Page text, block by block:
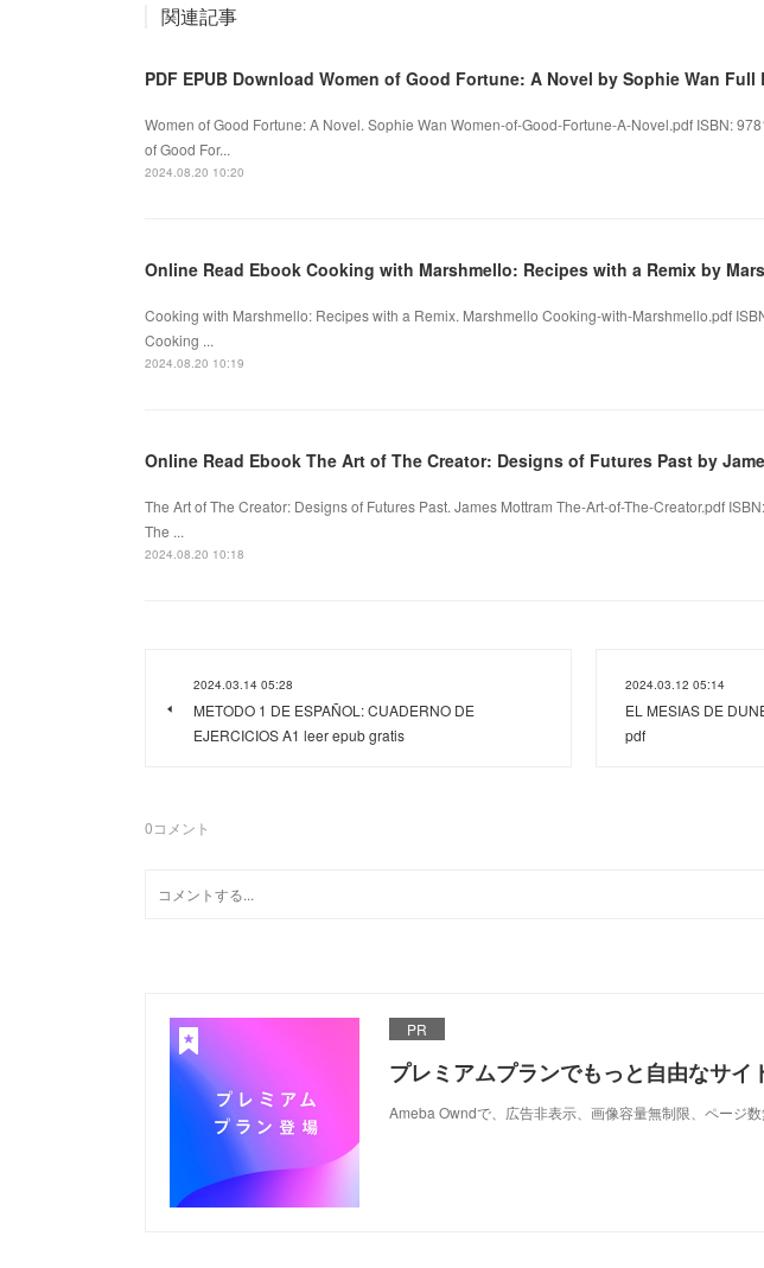
関連記事
PDF EPUB Download Women of Good Fortune: A Novel by Sophie Wan Full
Women of Good Fortune: A Novel. Sophie Wan Women-of-Good-Fortune-A-Novel.pdf ISBN:
of Good For...
2024.08.20 10:20
Online Read Ebook Cooking with Marshmello: Recipes with a Remix by
Cooking with Marshmello: Recipes with a Remix. Marshmello Cooking-with-Marshmello.pdf
Cooking ...
2024.08.20 10:19
Online Read Ebook The Art of The Creator: Designs of Futures Past by
The Art of The Creator: Designs of Futures Past. James Mottram The-Art-of-The-Creator.pdf
The ...
2024.08.20 10:18
2024.03.14 05:28
METODO 1 DE ESPAÑOL: CUADERNO DE
EJERCICIOS A1 leer epub gratis
2024.03.12 05:14
EL MESIAS DE
pdf
0コメント
PR
プレミアムプランでもっと自由なサイ
Ameba Owndで、広告非表示、画像容量無制限、ページ数